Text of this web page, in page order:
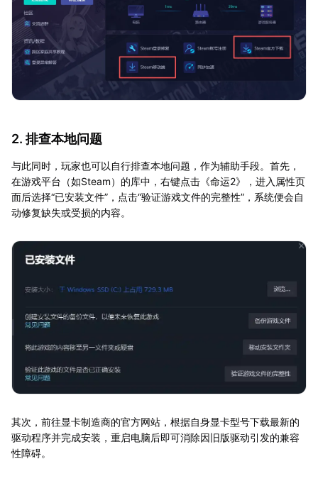
2. 排查本地问题
与此同时，玩家也可以自行排查本地问题，作为辅助手段。首先，
在游戏平台（如Steam）的库中，右键点击《命运2》，进入属性页
面后选择“已安装文件”，点击“验证游戏文件的完整性”，系统便会自
动修复缺失或受损的内容。
其次，前往显卡制造商的官方网站，根据自身显卡型号下载最新的
驱动程序并完成安装，重启电脑后即可消除因旧版驱动引发的兼容
性障碍。